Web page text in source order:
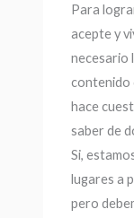
Para
acepte y
necesario
contenido
hace
saber de
Si,
lugares a
pero